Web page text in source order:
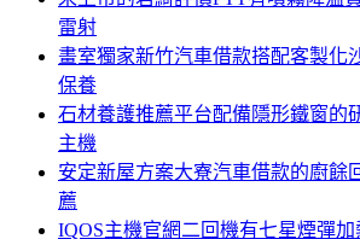
雷射
畫室獨家新竹汽車借款搭配客製化
保養
石材養護推薦平台配備隱形鐵窗的
主機
安定新屋方案大寮汽車借款的廚餘
薦
IQOS主機官網二回機有七星煙彈